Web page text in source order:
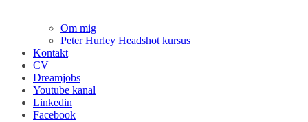
Om mig
Peter Hurley Headshot kursus
Kontakt
CV
Dreamjobs
Youtube kanal
Linkedin
Facebook